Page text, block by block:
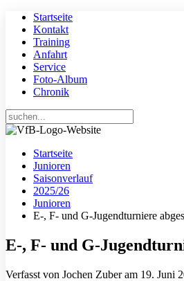
Startseite
Kontakt
Training
Anfahrt
Service
Foto-Album
Chronik
Startseite
Junioren
Saisonverlauf
2025/26
Junioren
E-, F- und G-Jugendturniere
E-, F- und G-
Verfasst von Jochen Zuber am 19. Juni